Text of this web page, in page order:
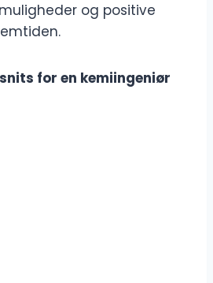
og positive
for en kemiingeniør